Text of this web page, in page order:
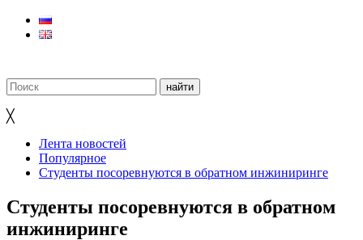
╳
Лента новостей
Популярное
Студенты посоревнуются в обратном инжиниринге
Студенты посоревнуются в обратном
инжиниринге